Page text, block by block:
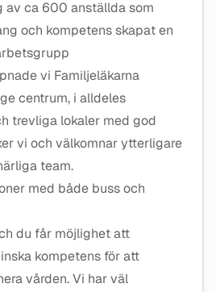
av ca 600 anställda som
och kompetens skapat en
vi Familjeläkarna
centrum, i alldeles
trevliga lokaler med god
vi och välkomnar ytterligare
team.
med både buss och
du får möjlighet att
kompetens för att
vården. Vi har väl